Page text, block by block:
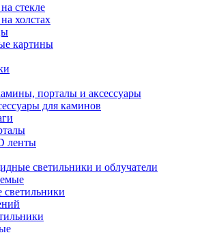
стекле
холстах
картины
порталы и аксессуары
для каминов
ленты
светильники и облучатели
светильники